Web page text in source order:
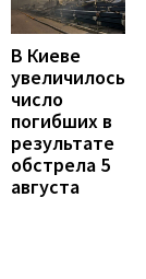
В Киеве
увеличилось
число
погибших в
результате
обстрела 5
августа